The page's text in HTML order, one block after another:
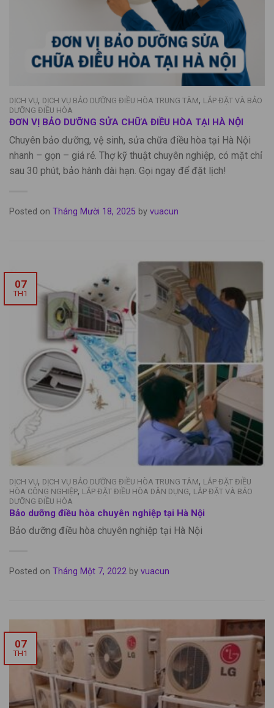
DỊCH VỤ, DỊCH VỤ BẢO DƯỠNG ĐIỀU HÒA TRUNG TÂM, LẮP ĐẶT VÀ BẢO
DƯỠNG ĐIỀU HÒA
ĐƠN VỊ BẢO DƯỠNG SỬA CHỮA ĐIỀU HÒA TẠI HÀ NỘI
Chuyên bảo dưỡng, vệ sinh, sửa chữa điều hòa tại Hà Nội
nhanh – gọn – giá rẻ. Thợ kỹ thuật chuyên nghiệp, có mặt chỉ
sau 30 phút, bảo hành dài hạn. Gọi ngay để đặt lịch!
Posted on Tháng Mười 18, 2025 by vuacun
07
TH1
DỊCH VỤ, DỊCH VỤ BẢO DƯỠNG ĐIỀU HÒA TRUNG TÂM, LẮP ĐẶT ĐIỀU
HÒA CÔNG NGHIỆP, LẮP ĐẶT ĐIỀU HÒA DÂN DỤNG, LẮP ĐẶT VÀ BẢO
DƯỠNG ĐIỀU HÒA
Bảo dưỡng điều hòa chuyên nghiệp tại Hà Nội
Bảo dưỡng điều hòa chuyên nghiệp tại Hà Nội
Posted on Tháng Một 7, 2022 by vuacun
07
TH1